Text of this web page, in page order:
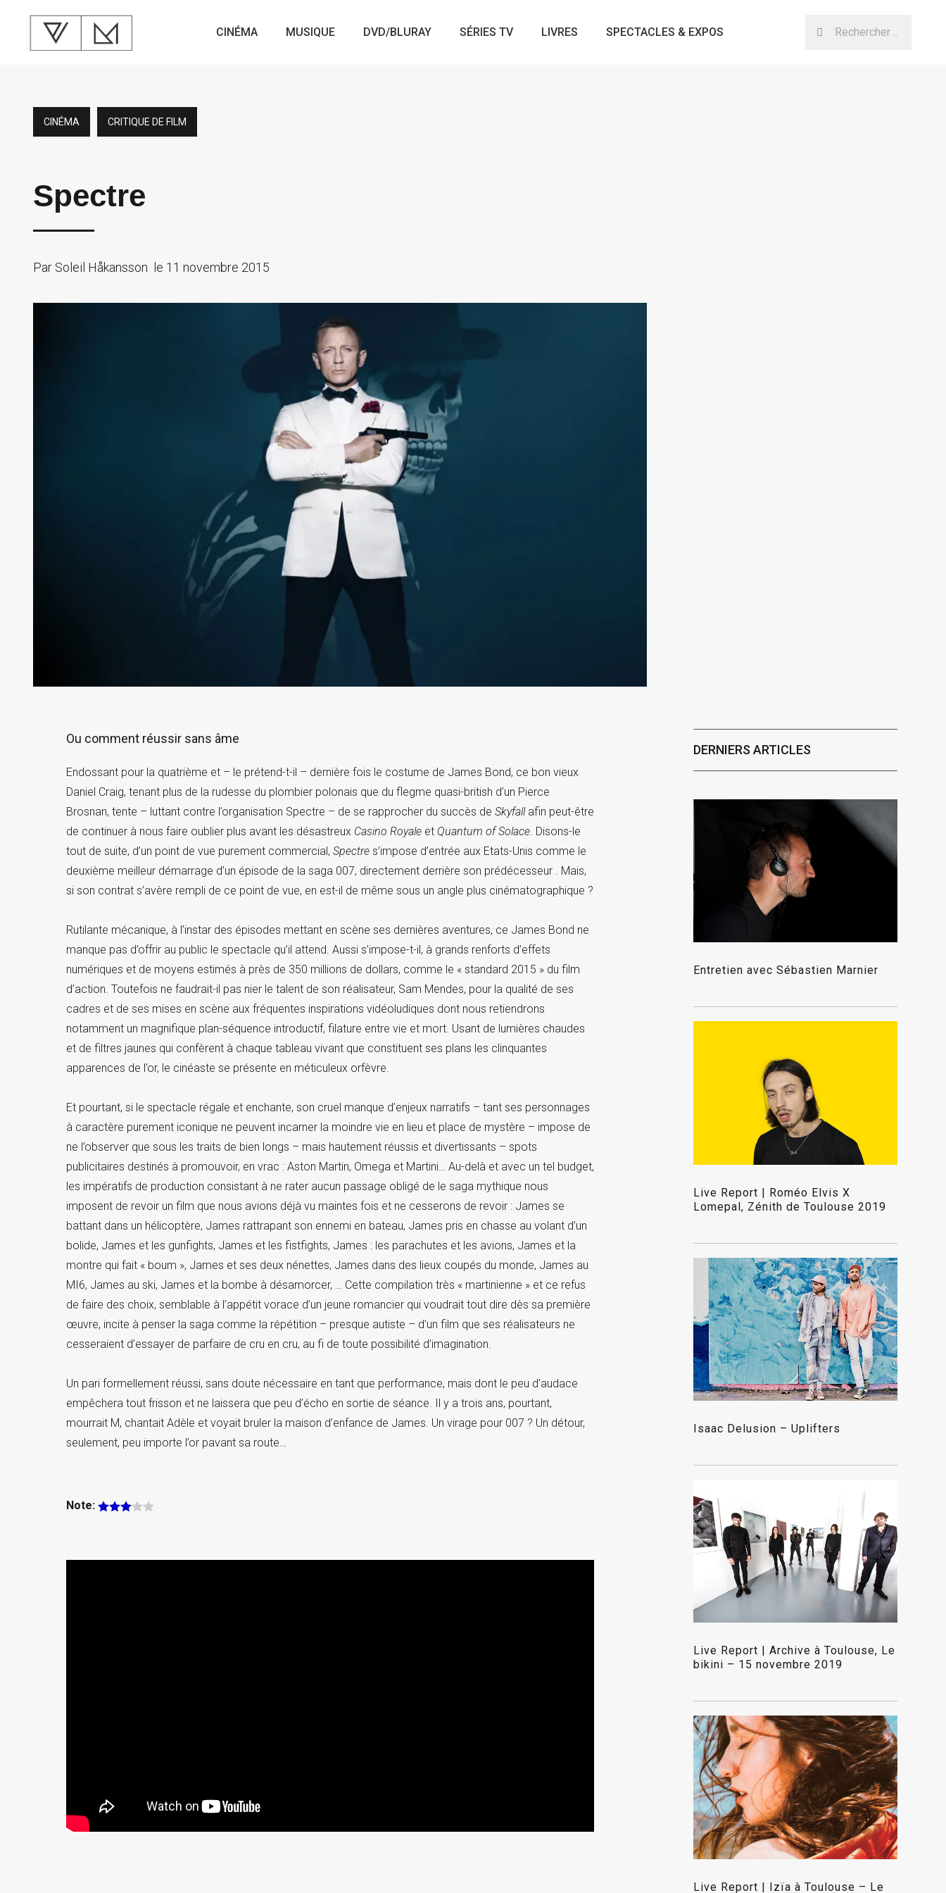
CINÉMA MUSIQUE DVD/BLURAY SÉRIES TV LIVRES SPECTACLES & EXPOS
CINÉMA CRITIQUE DE FILM
Spectre
Par Soleil Håkansson le 11 novembre 2015
Ou comment réussir sans âme
Endossant pour la quatrième et – le prétend-t-il – dernière fois le costume de James Bond, ce bon vieux
Daniel Craig, tenant plus de la rudesse du plombier polonais que du flegme quasi-british d’un Pierce
Brosnan, tente – luttant contre l’organisation Spectre – de se rapprocher du succès de Skyfallafin peut-être
de continuer à nous faire oublier plus avant les désastreux Casino Royaleet Quantum of Solace. Disons-le
tout de suite, d’un point de vue purement commercial, Spectres’impose d’entrée aux Etats-Unis comme le
deuxième meilleur démarrage d’un épisode de la saga 007, directement derrière son prédécesseur . Mais,
si son contrat s’avère rempli de ce point de vue, en est-il de même sous un angle plus cinématographique ?
Rutilante mécanique, à l’instar des épisodes mettant en scène ses dernières aventures, ce James Bond ne
manque pas d’offrir au public le spectacle qu’il attend. Aussi s’impose-t-il, à grands renforts d’effets
numériques et de moyens estimés à près de 350 millions de dollars, comme le « standard 2015 » du film
d’action. Toutefois ne faudrait-il pas nier le talent de son réalisateur, Sam Mendes, pour la qualité de ses
cadres et de ses mises en scène aux fréquentes inspirations vidéoludiques dont nous retiendrons
notamment un magnifique plan-séquence introductif, filature entre vie et mort. Usant de lumières chaudes
et de filtres jaunes qui confèrent à chaque tableau vivant que constituent ses plans les clinquantes
apparences de l’or, le cinéaste se présente en méticuleux orfèvre.
Et pourtant, si le spectacle régale et enchante, son cruel manque d’enjeux narratifs – tant ses personnages
à caractère purement iconique ne peuvent incarner la moindre vie en lieu et place de mystère – impose de
ne l’observer que sous les traits de bien longs – mais hautement réussis et divertissants – spots
publicitaires destinés à promouvoir, en vrac : Aston Martin, Omega et Martini… Au-delà et avec un tel budget,
les impératifs de production consistant à ne rater aucun passage obligé de le saga mythique nous
imposent de revoir un film que nous avions déjà vu maintes fois et ne cesserons de revoir : James se
battant dans un hélicoptère, James rattrapant son ennemi en bateau, James pris en chasse au volant d’un
bolide, James et les gunfights, James et les fistfights, James : les parachutes et les avions, James et la
montre qui fait « boum », James et ses deux nénettes, James dans des lieux coupés du monde, James au
MI6, James au ski, James et la bombe à désamorcer, … Cette compilation très « martinienne » et ce refus
de faire des choix, semblable à l’appétit vorace d’un jeune romancier qui voudrait tout dire dès sa première
œuvre, incite à penser la saga comme la répétition – presque autiste – d’un film que ses réalisateurs ne
cesseraient d’essayer de parfaire de cru en cru, au fi de toute possibilité d’imagination.
Un pari formellement réussi, sans doute nécessaire en tant que performance, mais dont le peu d’audace
empêchera tout frisson et ne laissera que peu d’écho en sortie de séance. Il y a trois ans, pourtant,
mourrait M, chantait Adèle et voyait bruler la maison d’enfance de James. Un virage pour 007 ? Un détour,
seulement, peu importe l’or pavant sa route…
Note:
DERNIERS ARTICLES
Entretien avec Sébastien Marnier
Live Report | Roméo Elvis X
Lomepal, Zénith de Toulouse 2019
Isaac Delusion – Uplifters
Live Report | Archive à Toulouse, Le
bikini – 15 novembre 2019
Live Report | Izïa à Toulouse – Le